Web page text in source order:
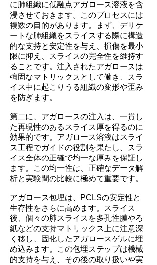
に肺組織に低融点アガロース溶液を含
浸させておきます。このプロセスには
複数の目的があります。まず、デリケ
ートな肺組織をスライスする際に構造
的な支持と安定性を与え、損傷を最小
限に抑え、スライスの完全性を維持す
ることです。注入されたアガロースは
強固なマトリックスとして働き、スラ
イス中に起こりうる組織の変形や歪み
を防ぎます。
第二に、アガロースの注入は、一貫し
た再現性のあるスライス厚を得るのに
効果的です。アガロース溶液はスライ
ス工程でガイドの役割を果たし、スラ
イス全体の正確で均一な厚みを保証し
ます。この均一性は、正確なデータ解
析と実験間の比較に極めて重要です。
アガロース包埋は、PCLSの安定性と
生存性をさらに高めます。スライス
後、個々の肺スライスを多孔性膜やろ
紙などの支持マトリックス上に注意深
く移し、固化したアガロースゲルに埋
め込みます。この包埋ステップは機械
的支持を与え、その後の取り扱いや実